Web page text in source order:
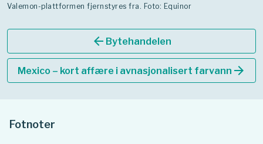
Valemon-plattformen fjernstyres fra. Foto: Equinor
arrow_back Bytehandelen
Mexico – kort affære i avnasjonalisert farvann arrow_forward
Fotnoter